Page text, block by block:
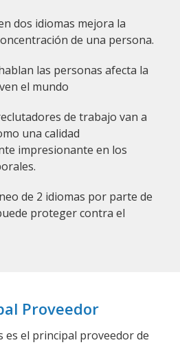
dos idiomas mejora la
de una persona.
las personas afecta la
el mundo
de trabajo van a
una calidad
impresionante en los
de 2 idiomas por parte de
proteger contra el
Proveedor
es el principal proveedor de